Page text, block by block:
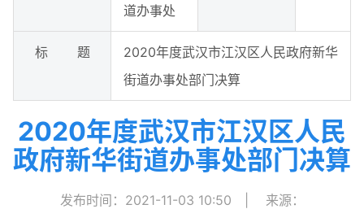
道办事处
标 题
2020年度武汉市江汉区人民政府新华
街道办事处部门决算
2020年度武汉市江汉区人民
政府新华街道办事处部门决算
发布时间：2021-11-03 10:50 来源：